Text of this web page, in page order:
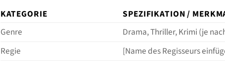
KATEGORIE
SPEZIFIKATION /
Genre
Drama, Thriller, Krimi (je
Regie
[Name des Regisseurs